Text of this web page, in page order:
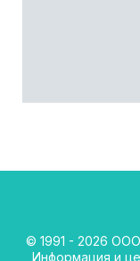
© 1991 - 2026
Информация и